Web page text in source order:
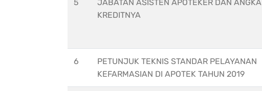
5
JABATAN ASISTEN APOTEKER DAN ANGKA
KREDITNYA
6
PETUNJUK TEKNIS STANDAR PELAYANAN
KEFARMASIAN DI APOTEK TAHUN 2019